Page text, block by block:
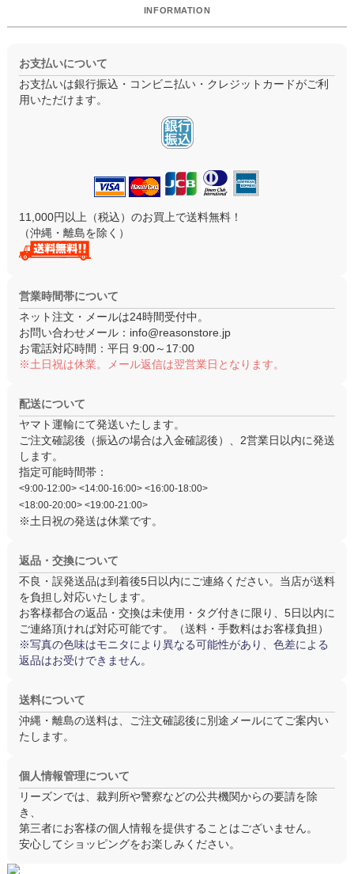
INFORMATION
お支払いについて
お支払いは銀行振込・コンビニ払い・クレジットカードがご利
用いただけます。
11,000円以上（税込）のお買上で送料無料！
（沖縄・離島を除く）
営業時間帯について
ネット注文・メールは24時間受付中。
お問い合わせメール： info@reasonstore.jp
お電話対応時間： 平日 9:00～17:00
※土日祝は休業。メール返信は翌営業日となります。
配送について
ヤマト運輸にて発送いたします。
ご注文確認後（振込の場合は入金確認後）、 2営業日以内に発送
します。
指定可能時間帯：
<9:00-12:00> <14:00-16:00> <16:00-18:00>
<18:00-20:00> <19:00-21:00>
※土日祝の発送は休業です。
返品・交換について
不良・誤発送品は到着後5日以内にご連絡ください。当店が送料
を負担し対応いたします。
お客様都合の返品・交換は未使用・タグ付き に限り、5日以内に
ご連絡頂ければ対応可能です。（送料・手数料はお客様負担）
※写真の色味はモニタにより異なる可能性があり、色差による
返品はお受けできません。
送料について
沖縄・離島の送料は、ご注文確認後に別途メールにてご案内い
たします。
個人情報管理について
リーズンでは、裁判所や警察などの公共機関からの要請を除
き、
第三者にお客様の個人情報を提供することはございません。
安心してショッピングをお楽しみください。